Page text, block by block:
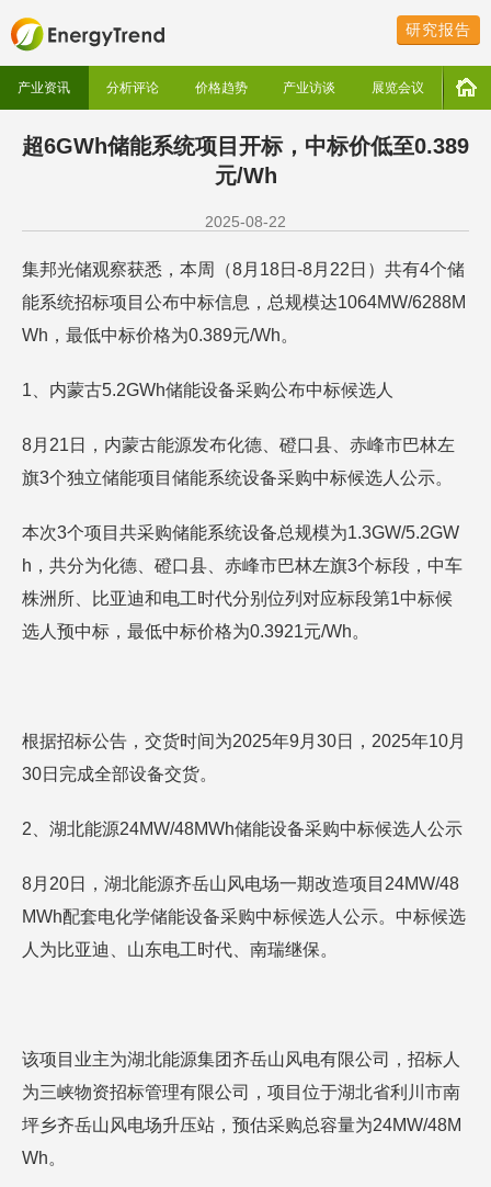
研究报告
产业资讯 分析评论 价格趋势 产业访谈 展览会议
超6GWh储能系统项目开标，中标价低至0.389
元/Wh
2025-08-22
集邦光储观察获悉，本周（8月18日-8月22日）共有4个储
能系统招标项目公布中标信息，总规模达1064MW/6288M
Wh，最低中标价格为0.389元/Wh。
1、内蒙古5.2GWh储能设备采购公布中标候选人
8月21日，内蒙古能源发布化德、磴口县、赤峰市巴林左
旗3个独立储能项目储能系统设备采购中标候选人公示。
本次3个项目共采购储能系统设备总规模为1.3GW/5.2GW
h，共分为化德、磴口县、赤峰市巴林左旗3个标段，中车
株洲所、比亚迪和电工时代分别位列对应标段第1中标候
选人预中标，最低中标价格为0.3921元/Wh。
根据招标公告，交货时间为2025年9月30日，2025年10月
30日完成全部设备交货。
2、湖北能源24MW/48MWh储能设备采购中标候选人公示
8月20日，湖北能源齐岳山风电场一期改造项目24MW/48
MWh配套电化学储能设备采购中标候选人公示。中标候选
人为比亚迪、山东电工时代、南瑞继保。
该项目业主为湖北能源集团齐岳山风电有限公司，招标人
为三峡物资招标管理有限公司，项目位于湖北省利川市南
坪乡齐岳山风电场升压站，预估采购总容量为24MW/48M
Wh。